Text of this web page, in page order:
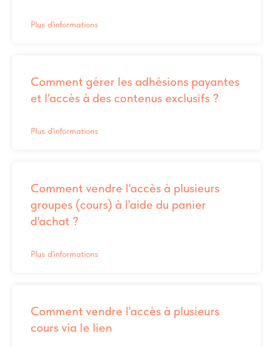
Plus d'informations
Comment gérer les adhésions payantes
et l'accès à des contenus exclusifs ?
Plus d'informations
Comment vendre l'accès à plusieurs
groupes (cours) à l'aide du panier
d'achat ?
Plus d'informations
Comment vendre l'accès à plusieurs
cours via le lien